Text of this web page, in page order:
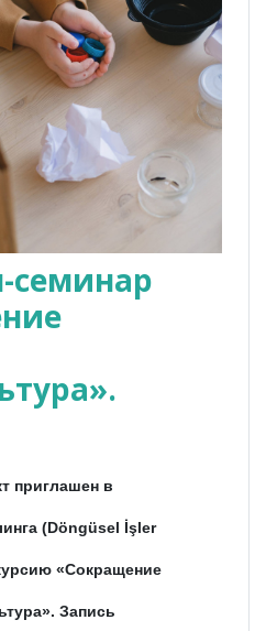
семинар
приглашен в
(Döngüsel İşler
«Сокращение
Запись